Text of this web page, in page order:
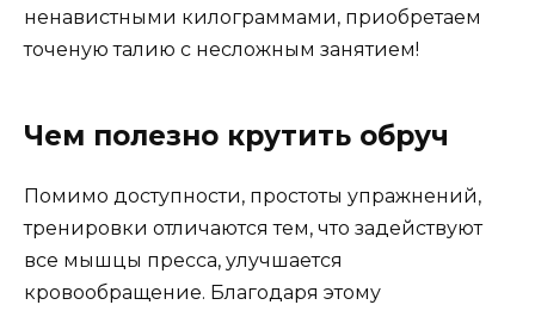
ненавистными килограммами, приобретаем
точеную талию с несложным занятием!
Чем полезно крутить обруч
Помимо доступности, простоты упражнений,
тренировки отличаются тем, что задействуют
все мышцы пресса, улучшается
кровообращение. Благодаря этому